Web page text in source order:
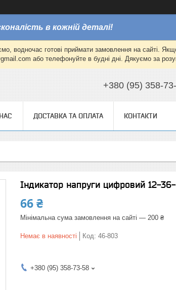
в кожній деталі!
водночас готові приймати замовлення на сайті.
або телефонуйте в будні дні. Дякуємо за
+380 (95) 358-
ДОСТАВКА ТА ОПЛАТА КОНТАКТИ
Індикатор напруги цифровий 12-
66 ₴
Мінімальна сума замовлення на сайті — 200 ₴
Немає в наявності Код: 46-803
+380 (95) 358-73-58